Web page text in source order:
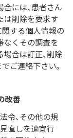
合には､患者さん
は削除を要求す
する個人情報の
なくその調査を
場合は訂正､削除
ご連絡下さい｡
改善
令､その他の規
直しを適宜行